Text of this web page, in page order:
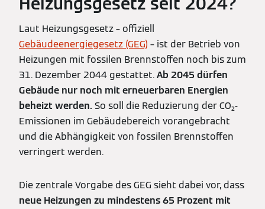
Laut Heizungsgesetz – offiziell
Gebäudeenergiegesetz (GEG) – ist der Betrieb von
Heizungen mit fossilen Brennstoffen noch bis zum
31. Dezember 2044 gestattet.Ab 2045 dürfen
Gebäude nur noch mit erneuerbaren Energien
beheizt werden. So soll die Reduzierung der CO₂-
Emissionen im Gebäudebereich vorangebracht
und die Abhängigkeit von fossilen Brennstoffen
verringert werden.
Die zentrale Vorgabe des GEG sieht dabei vor, dass
neue Heizungen zu mindestens 65 Prozent mit